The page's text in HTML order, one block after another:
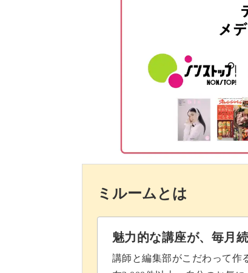
ゴールドのデザインを入れる
マットジェルでコーティング
ミルームとは
魅力的な講座が、毎月
講師と編集部がこだわって作